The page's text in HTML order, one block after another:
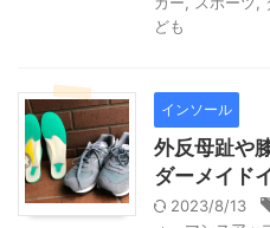
ども
インソール
外反母趾や
ダーメイド
2023/8/13